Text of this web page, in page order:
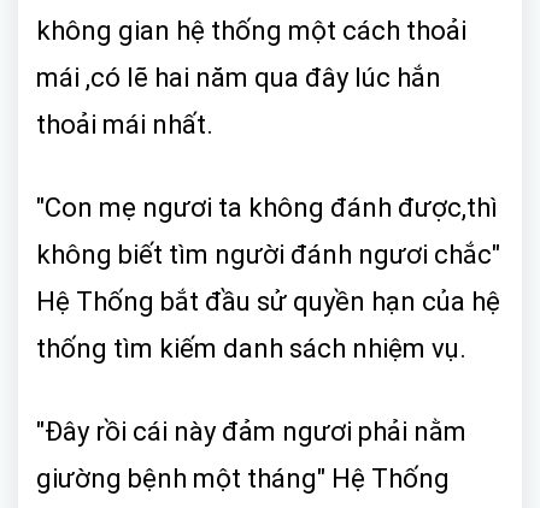
không gian hệ thống một cách thoải
mái ,có lẽ hai năm qua đây lúc hắn
thoải mái nhất.
"Con mẹ ngươi ta không đánh được,thì
không biết tìm người đánh ngươi chắc"
Hệ Thống bắt đầu sử quyền hạn của hệ
thống tìm kiếm danh sách nhiệm vụ.
"Đây rồi cái này đảm ngươi phải nằm
giường bệnh một tháng" Hệ Thống